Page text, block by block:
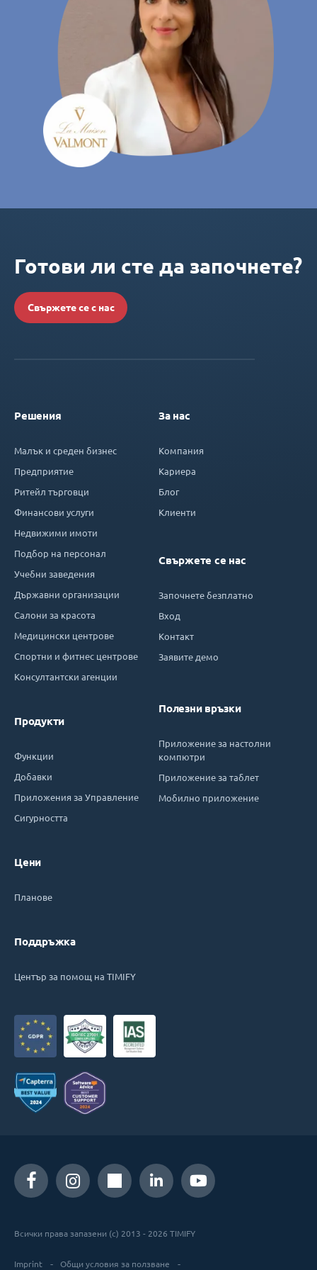
Готови ли сте да започнете?
Свържете се с нас
Решения
Малък и среден бизнес
Предприятие
Ритейл търговци
Финансови услуги
Недвижими имоти
Подбор на персонал
Учебни заведения
Държавни организации
Салони за красота
Медицински центрове
Спортни и фитнес центрове
Консултантски агенции
Продукти
Функции
Добавки
Приложения за Управление
Сигурността
Цени
Планове
Поддръжка
Център за помощ на TIMIFY
За нас
Компания
Кариера
Блог
Клиенти
Свържете се нас
Започнете безплатно
Вход
Контакт
Заявите демо
Полезни връзки
Приложение за настолни
компютри
Приложение за таблет
Мобилно приложение
Всички права запазени (c) 2013 - 2026 TIMIFY
Imprint Общи условия за ползване